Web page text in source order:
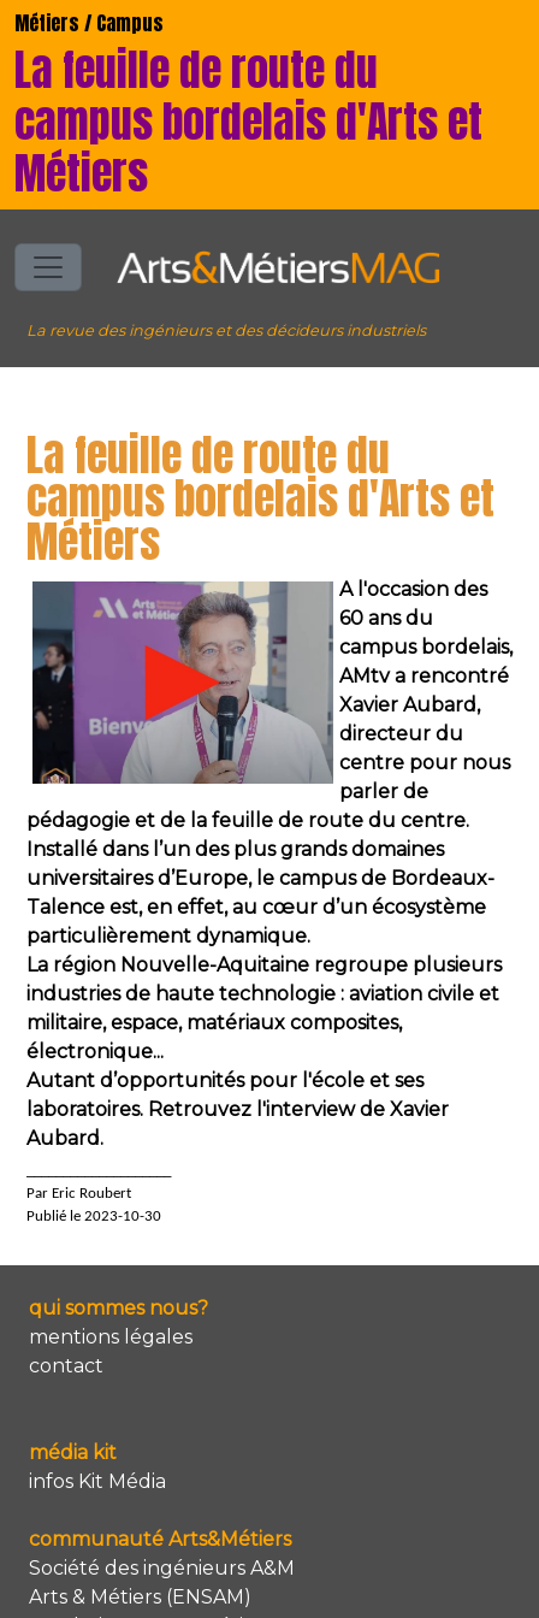
Métiers / Campus
La feuille de route du
campus bordelais d'Arts et
Métiers
La revue des ingénieurs et des décideurs industriels
La feuille de route du
campus bordelais d'Arts et
Métiers
A l'occasion des
60 ans du
campus bordelais,
AMtv a rencontré
Xavier Aubard,
directeur du
centre pour nous
parler de
pédagogie et de la feuille de route du centre.
Installé dans l’un des plus grands domaines
universitaires d’Europe, le campus de Bordeaux-
Talence est, en effet, au cœur d’un écosystème
particulièrement dynamique.
La région Nouvelle-Aquitaine regroupe plusieurs
industries de haute technologie : aviation civile et
militaire, espace, matériaux composites,
électronique...
Autant d’opportunités pour l'école et ses
laboratoires. Retrouvez l'interview de Xavier
Aubard.
Par Eric Roubert
Publié le 2023-10-30
qui sommes nous?
mentions légales
contact
média kit
infos Kit Média
communauté Arts&Métiers
Société des ingénieurs A&M
Arts & Métiers (ENSAM)